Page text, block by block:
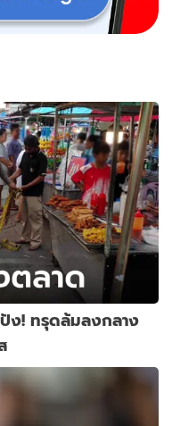
ปัง! ทรุดล้มลงกลาง